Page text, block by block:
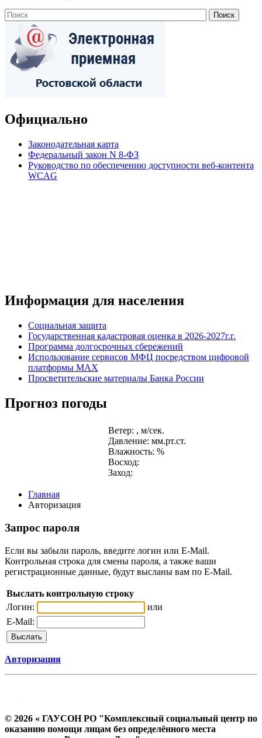
Официально
Законодательная карта
Федеральный закон N 8-ФЗ
Руководство по обеспечению доступности веб-контента
WCAG
Информация для населения
Социальная защита
Государственная кадастровая оценка в 2026-2027г.г.
Программа долгосрочных сбережений
Использование сервисов МФЦ посредством цифровой
платформы MAX
Просветительские материалы Банка России
Прогноз погоды
Ветер: , м/сек.
Давление: мм.рт.ст.
Влажность: %
Восход:
Заход:
Главная
Авторизация
Запрос пароля
Если вы забыли пароль, введите логин или E-Mail.
Контрольная строка для смены пароля, а также ваши
регистрационные данные, будут высланы вам по E-Mail.
Выслать контрольную строку
Логин:
или
E-Mail:
Авторизация
© 2026 « ГАУСОН РО "Комплексный социальный центр по
оказанию помощи лицам без определённого места